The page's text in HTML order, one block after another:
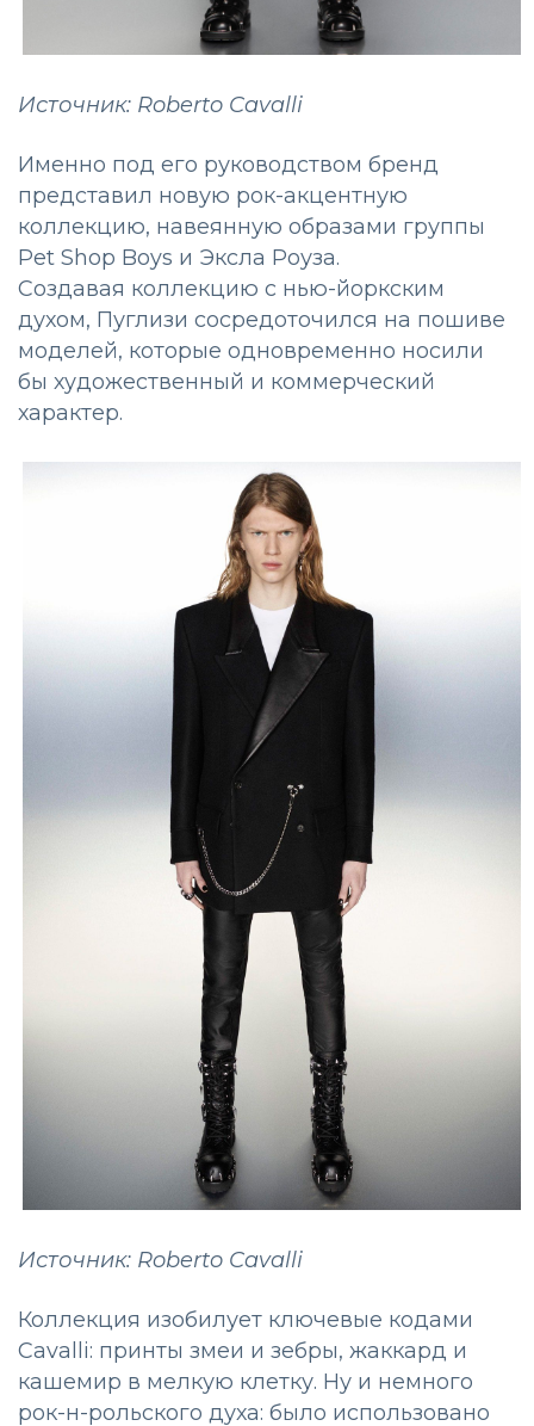
Источник: Roberto Cavalli
Именно под его руководством бренд
представил новую рок-акцентную
коллекцию, навеянную образами группы
Pet Shop Boys и Эксла Роуза.
Создавая коллекцию с нью-йоркским
духом, Пуглизи сосредоточился на пошиве
моделей, которые одновременно носили
бы художественный и коммерческий
характер.
Источник: Roberto Cavalli
Коллекция изобилует ключевые кодами
Cavalli: принты змеи и зебры, жаккард и
кашемир в мелкую клетку. Ну и немного
рок-н-рольского духа: было использовано